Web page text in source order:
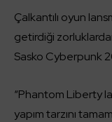
Çalkantılı oyun
getirdiği
Sasko Cyberpunk
“Phantom Liberty
yapım tarzını